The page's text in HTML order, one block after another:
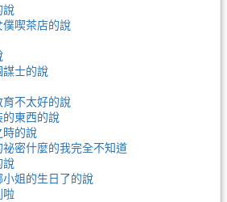
說
喫茶店的說
謀士的說
不太好的說
的東西的說
時的說
密什麼的我完全不知道
說
姐的生日了的說
啦